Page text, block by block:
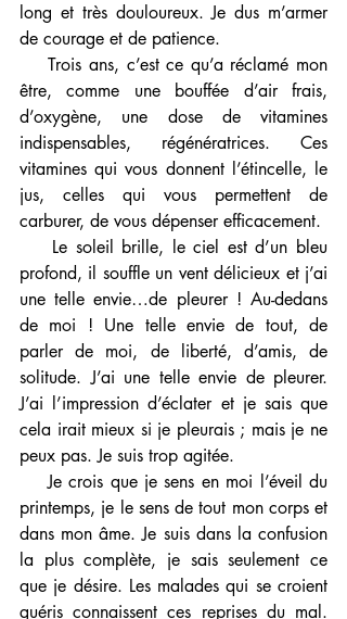
long et très douloureux. Je dus m’armer
de courage et de patience.
    Trois ans, c’est ce qu’a réclamé mon
être, comme une bouffée d’air frais,
d’oxygène, une dose de vitamines
indispensables, régénératrices. Ces
vitamines qui vous donnent l’étincelle, le
jus, celles qui vous permettent de
profond, il souffle un vent délicieux et j’ai
une telle envie…de pleurer ! Au-dedans
de moi ! Une telle envie de tout, de
parler de moi, de liberté, d’amis, de
solitude. J’ai une telle envie de pleurer.
J’ai l’impression d’éclater et je sais que
cela irait mieux si je pleurais ; mais je ne
peux pas. Je suis trop agitée.
    Je crois que je sens en moi l’éveil du
printemps, je le sens de tout mon corps et
dans mon âme. Je suis dans la confusion
la plus complète, je sais seulement ce
que je désire. Les malades qui se croient
guéris connaissent ces reprises du mal.